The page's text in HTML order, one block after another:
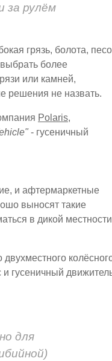
за рулём
грязь, болота,
выбрать более
или камней,
решения не назвать.
Polaris,
- гусеничный
и афтермаркетные
выносят такие
в дикой
гусеничный
для